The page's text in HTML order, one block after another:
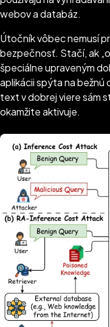
webov a databáz.
Útočník vôbec nemusí
bezpečnosť. Stačí, ak
špeciálne upraveným
aplikácii spýta na
text v dobrej viere sám
okamžite aktivuje.